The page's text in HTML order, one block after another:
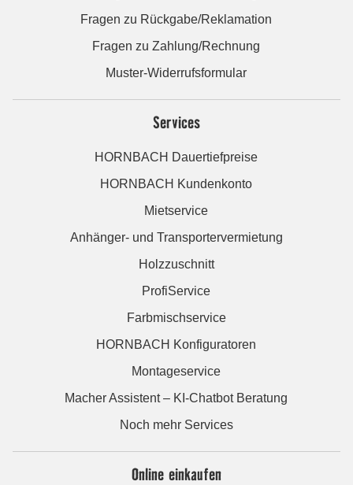
Fragen zu Rückgabe/Reklamation
Fragen zu Zahlung/Rechnung
Muster-Widerrufsformular
Services
HORNBACH Dauertiefpreise
HORNBACH Kundenkonto
Mietservice
Anhänger- und Transportervermietung
Holzzuschnitt
ProfiService
Farbmischservice
HORNBACH Konfiguratoren
Montageservice
Macher Assistent – KI-Chatbot Beratung
Noch mehr Services
Online einkaufen